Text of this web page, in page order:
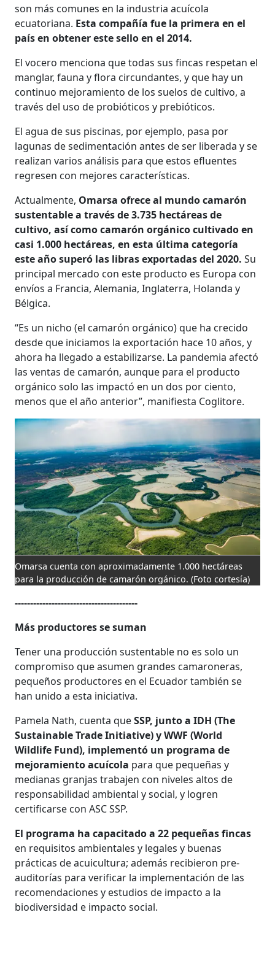
son más comunes en la industria acuícola
ecuatoriana. Esta compañía fue la primera en el
país en obtener este sello en el 2014.
El vocero menciona que todas sus fincas respetan el
manglar, fauna y flora circundantes, y que hay un
continuo mejoramiento de los suelos de cultivo, a
través del uso de probióticos y prebióticos.
El agua de sus piscinas, por ejemplo, pasa por
lagunas de sedimentación antes de ser liberada y se
realizan varios análisis para que estos efluentes
regresen con mejores características.
Actualmente, Omarsa ofrece al mundo camarón
sustentable a través de 3.735 hectáreas de
cultivo, así como camarón orgánico cultivado en
casi 1.000 hectáreas, en esta última categoría
este año superó las libras exportadas del 2020. Su
principal mercado con este producto es Europa con
envíos a Francia, Alemania, Inglaterra, Holanda y
Bélgica.
“Es un nicho (el camarón orgánico) que ha crecido
desde que iniciamos la exportación hace 10 años, y
ahora ha llegado a estabilizarse. La pandemia afectó
las ventas de camarón, aunque para el producto
orgánico solo las impactó en un dos por ciento,
menos que el año anterior”, manifiesta Coglitore.
Omarsa cuenta con aproximadamente 1.000 hectáreas
para la producción de camarón orgánico. (Foto cortesía)
----------------------------------------
Más productores se suman
Tener una producción sustentable no es solo un
compromiso que asumen grandes camaroneras,
pequeños productores en el Ecuador también se
han unido a esta iniciativa.
Pamela Nath, cuenta queSSP, junto a IDH (The
Sustainable Trade Initiative) y WWF (World
Wildlife Fund), implementó un programa de
mejoramiento acuícola para que pequeñas y
medianas granjas trabajen con niveles altos de
responsabilidad ambiental y social, y logren
certificarse con ASC SSP.
El programa ha capacitado a 22 pequeñas fincas
en requisitos ambientales y legales y buenas
prácticas de acuicultura; además recibieron pre-
auditorías para verificar la implementación de las
recomendaciones y estudios de impacto a la
biodiversidad e impacto social.